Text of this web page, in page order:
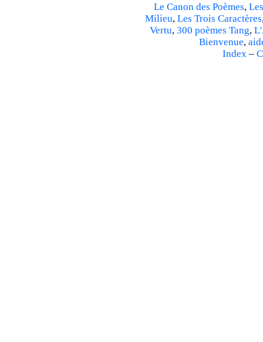
Le Canon des Poèmes,
Milieu, Les Trois Caractères
Vertu, 300 poèmes Tang,
Bienvenue,
Index –